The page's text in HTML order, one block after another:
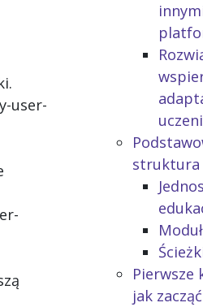
user-
struktura
Pierwsze
jak zacząć